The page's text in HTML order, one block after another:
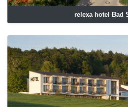
relexa hotel Bad